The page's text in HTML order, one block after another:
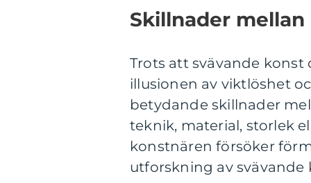
Skillnader
Trots att svävande
illusionen av viktlöshet
betydande skillnader
teknik, material, storlek
konstnären försöker
utforskning av